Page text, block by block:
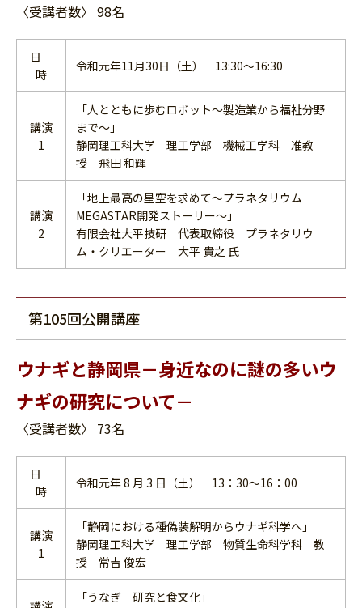
〈受講者数〉 98名
日
時
令和元年11月30日（土） 13:30～16:30
講演
1
「人とともに歩むロボット～製造業から福祉分野
まで～」
静岡理工科大学 理工学部 機械工学科 准教
授 飛田 和輝
講演
2
「地上最高の星空を求めて～プラネタリウム
MEGASTAR開発ストーリー～」
有限会社大平技研 代表取締役 プラネタリウ
ム・クリエーター 大平 貴之 氏
第105回公開講座
ウナギと静岡県－身近なのに謎の多いウ
ナギの研究について－
〈受講者数〉 73名
日
時
令和元年 8 月 3 日（土） 13：30～16：00
講演
1
「静岡における種偽装解明からウナギ科学へ」
静岡理工科大学 理工学部 物質生命科学科 教
授 常吉 俊宏
「うなぎ 研究と食文化」